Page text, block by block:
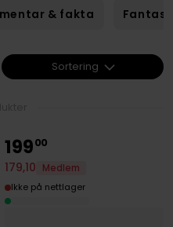
& fakta Fantasy
19900
179,10
Medlem
Ikke på nettlager
Sortering